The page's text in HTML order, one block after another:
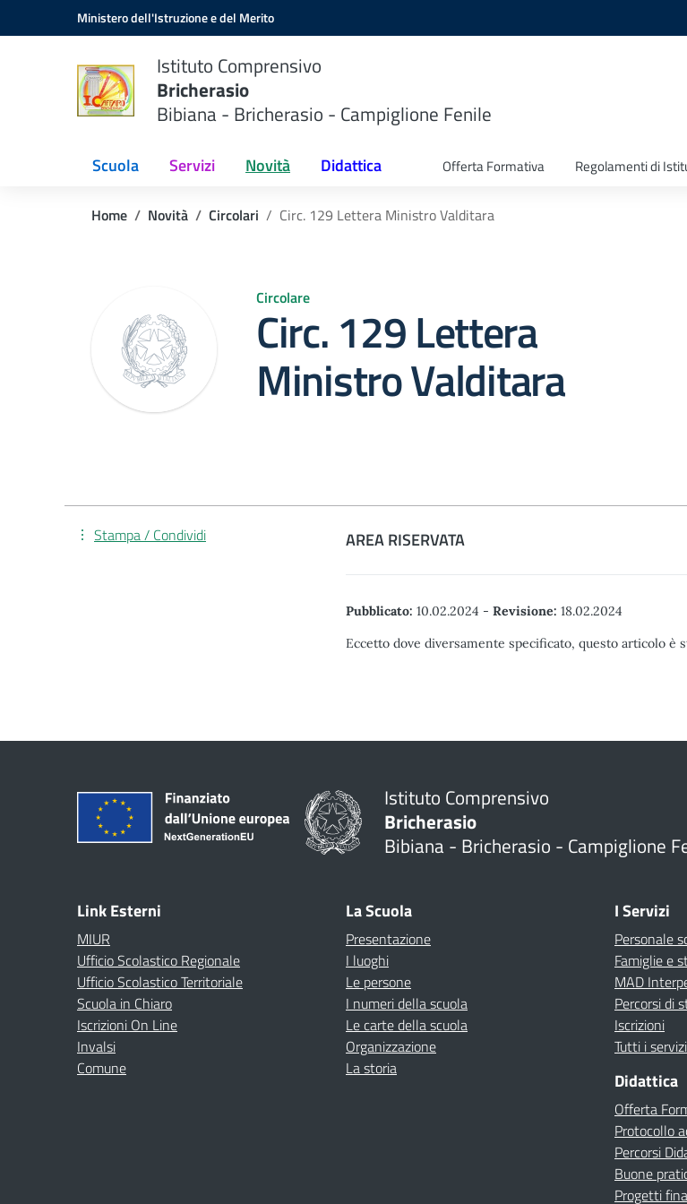
Vai ai contenuti
Vai al menu di navigazioneMinistero dell'Istruzione e del Merito
Istituto Comprensivo
Bricherasio
Bibiana - Bricherasio - Campiglione Fenile
Scuola Servizi Novità Didattica Offerta Formativa Regolamenti di
Home Novità Circolari Circ. 129 Lettera Ministro Valditara
Circolare
Circ. 129 Lettera
Ministro Valditara
AREA RISERVATA
Pubblicato: 10.02.2024 - Revisione: 18.02.2024
Eccetto dove diversamente specificato, questo articolo
Stampa / Condividi
Istituto Comprensivo
Bricherasio
Bibiana - Bricherasio - Campiglione
Link Esterni
MIUR
Ufficio Scolastico Regionale
Ufficio Scolastico Territoriale
Scuola in Chiaro
Iscrizioni On Line
Invalsi
Comune
La Scuola
Presentazione
I luoghi
Le persone
I numeri della scuola
Le carte della scuola
Organizzazione
La storia
I Servizi
Personale
Famiglie e
MAD
Percorsi di
Iscrizioni
Tutti i servizi
Didattica
Offerta
Protocollo
Percorsi
Buone
Progetti